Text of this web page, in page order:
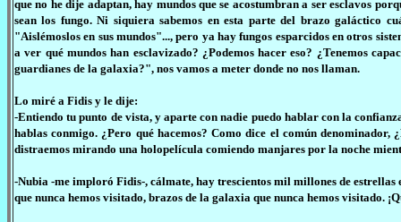
que no he dije adaptan, hay mundos que se acostumbran a ser esclavos
sean los fungo. Ni siquiera sabemos en esta parte del brazo galáctico
"Aislémoslos en sus mundos"..., pero ya hay fungos esparcidos en otros
a ver qué mundos han esclavizado? ¿Podemos hacer eso? ¿Tenemos
guardianes de la galaxia?", nos vamos a meter donde no nos llaman.
Lo miré a Fidis y le dije:
-Entiendo tu punto de vista, y aparte con nadie puedo hablar con la
hablas conmigo. ¿Pero qué hacemos? Como dice el común
distraemos mirando una holopelícula comiendo manjares por la noche
-Nubia -me imploró Fidis-, cálmate, hay trescientos mil millones de estrellas
que nunca hemos visitado, brazos de la galaxia que nunca hemos visitado.